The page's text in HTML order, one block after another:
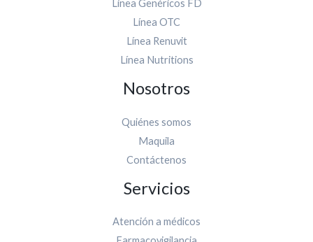
Linea Genéricos FD
Línea OTC
Línea Renuvit
Línea Nutritions
Nosotros
Quiénes somos
Maquila
Contáctenos
Servicios
Atención a médicos